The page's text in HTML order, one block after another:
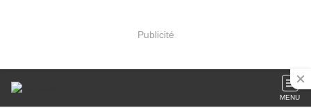
Publicité
MENU